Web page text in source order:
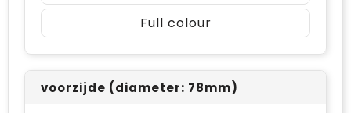
Full colour
voorzijde (diameter: 78mm)